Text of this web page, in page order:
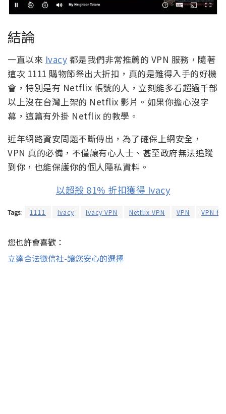
結論
一直以來 Ivacy 都是我們非常推薦的 VPN 服務，隨著
這次 1111 購物節祭出大折扣，真的是難得入手的好機
會，特別是有 Netflix 帳號的人，立刻能多看超過千部
以上沒在台灣上架的 Netflix 影片。如果你擔心沒字
幕，這篇有外掛 Netflix 的教學。
近年網路資安問題不斷傳出，為了確保上網安全，
VPN 真的必備，不僅讓有心人士、甚至政府無法追蹤
到你，也能保護你的個人隱私資料。
以超殺 81% 折扣獲得 Ivacy
Tags: 1111 Ivacy Ivacy VPN Netflix VPN VPN VPN 優
您也許會喜歡：
立達合法徵信社-讓您安心的選擇